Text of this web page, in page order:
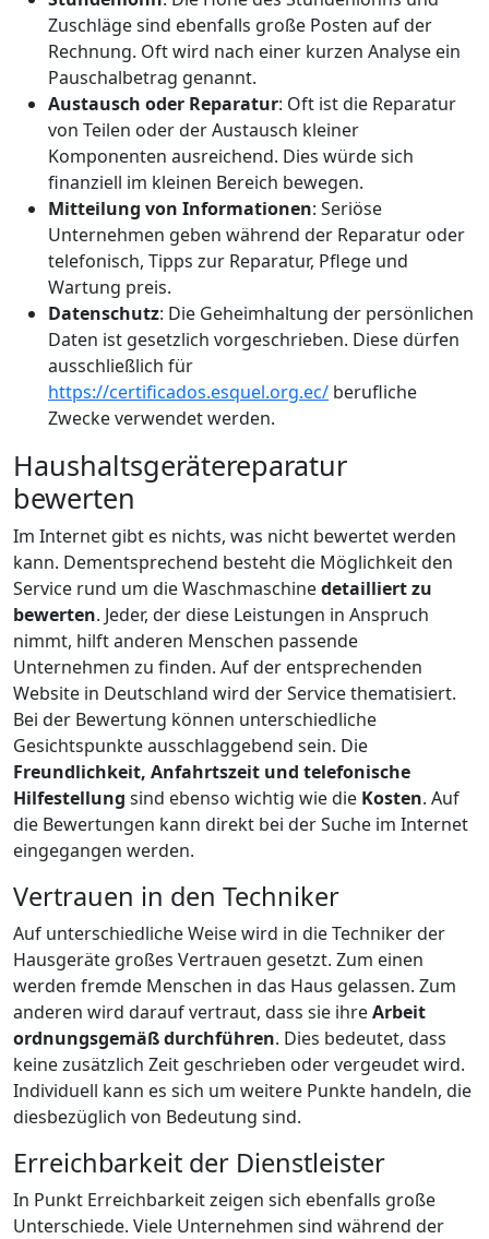
Zuschläge sind ebenfalls große Posten auf der
Rechnung. Oft wird nach einer kurzen Analyse ein
Pauschalbetrag genannt.
Austausch oder Reparatur: Oft ist die Reparatur
von Teilen oder der Austausch kleiner
Komponenten ausreichend. Dies würde sich
finanziell im kleinen Bereich bewegen.
Mitteilung von Informationen: Seriöse
Unternehmen geben während der Reparatur oder
telefonisch, Tipps zur Reparatur, Pflege und
Wartung preis.
Datenschutz: Die Geheimhaltung der persönlichen
Daten ist gesetzlich vorgeschrieben. Diese dürfen
ausschließlich für
https://certificados.esquel.org.ec/ berufliche
Zwecke verwendet werden.
Haushaltsgerätereparatur
bewerten
Im Internet gibt es nichts, was nicht bewertet werden
kann. Dementsprechend besteht die Möglichkeit den
Service rund um die Waschmaschinedetailliert zu
bewerten. Jeder, der diese Leistungen in Anspruch
nimmt, hilft anderen Menschen passende
Unternehmen zu finden. Auf der entsprechenden
Website in Deutschland wird der Service thematisiert.
Bei der Bewertung können unterschiedliche
Gesichtspunkte ausschlaggebend sein. Die
Freundlichkeit, Anfahrtszeit und telefonische
Hilfestellung sind ebenso wichtig wie die Kosten. Auf
die Bewertungen kann direkt bei der Suche im Internet
eingegangen werden.
Vertrauen in den Techniker
Auf unterschiedliche Weise wird in die Techniker der
Hausgeräte großes Vertrauen gesetzt. Zum einen
werden fremde Menschen in das Haus gelassen. Zum
anderen wird darauf vertraut, dass sie ihreArbeit
ordnungsgemäß durchführen. Dies bedeutet, dass
keine zusätzlich Zeit geschrieben oder vergeudet wird.
Individuell kann es sich um weitere Punkte handeln, die
diesbezüglich von Bedeutung sind.
Erreichbarkeit der Dienstleister
In Punkt Erreichbarkeit zeigen sich ebenfalls große
Unterschiede. Viele Unternehmen sind während der